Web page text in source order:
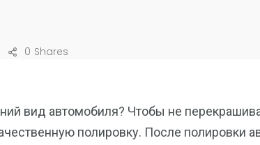
Shares
0
вид автомобиля? Чтобы не
полировку. После полировки